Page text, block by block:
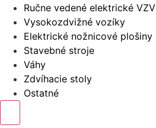
Ručne vedené elektrické VZV
Vysokozdvižné vozíky
Elektrické nožnicové plošiny
Stavebné stroje
Váhy
Zdvíhacie stoly
Ostatné